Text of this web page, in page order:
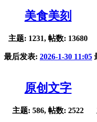
美食美刻
主题: 1231, 帖数: 13680
最后发表: 2026-1-30 11:05
原创文字
主题: 586, 帖数: 2522